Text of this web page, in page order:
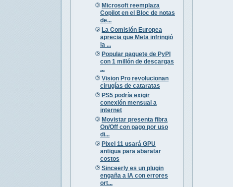
Microsoft reemplaza
Copilot en el Bloc de notas
de...
La Comisión Europea
aprecia que Meta infringió
la ...
Popular paquete de PyPI
con 1 millón de descargas
...
Vision Pro revolucionan
cirugías de cataratas
PS5 podría exigir
conexión mensual a
internet
Movistar presenta fibra
On/Off con pago por uso
di...
Pixel 11 usará GPU
antigua para abaratar
costos
Sinceerly es un plugin
engaña a IA con errores
ort...